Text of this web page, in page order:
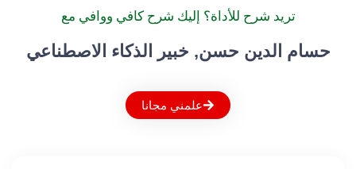
تريد شرح للأداة؟ إليك شرح كافي ووافي مع
حسام الدين حسن, خبير الذكاء الاصطناعي
علمني مجانا